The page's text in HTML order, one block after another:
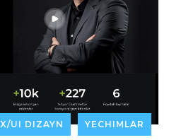
UI DIZAYN YECHIMLAR